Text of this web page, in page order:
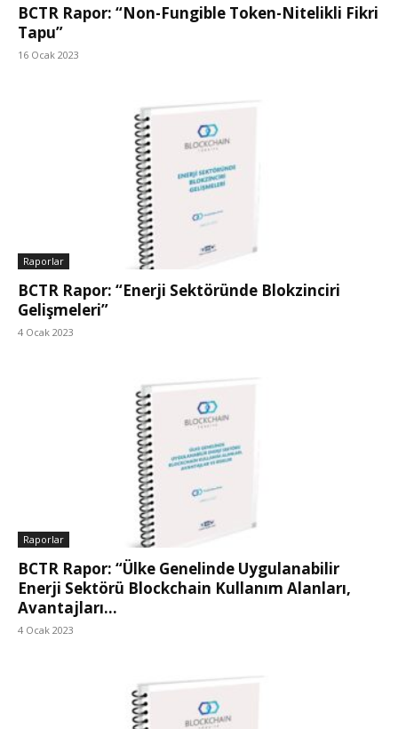
BCTR Rapor: “Non-Fungible Token-Nitelikli Fikri
Tapu”
16 Ocak 2023
Raporlar
BCTR Rapor: “Enerji Sektöründe Blokzinciri
Gelişmeleri”
4 Ocak 2023
Raporlar
BCTR Rapor: “Ülke Genelinde Uygulanabilir
Enerji Sektörü Blockchain Kullanım Alanları,
Avantajları...
4 Ocak 2023